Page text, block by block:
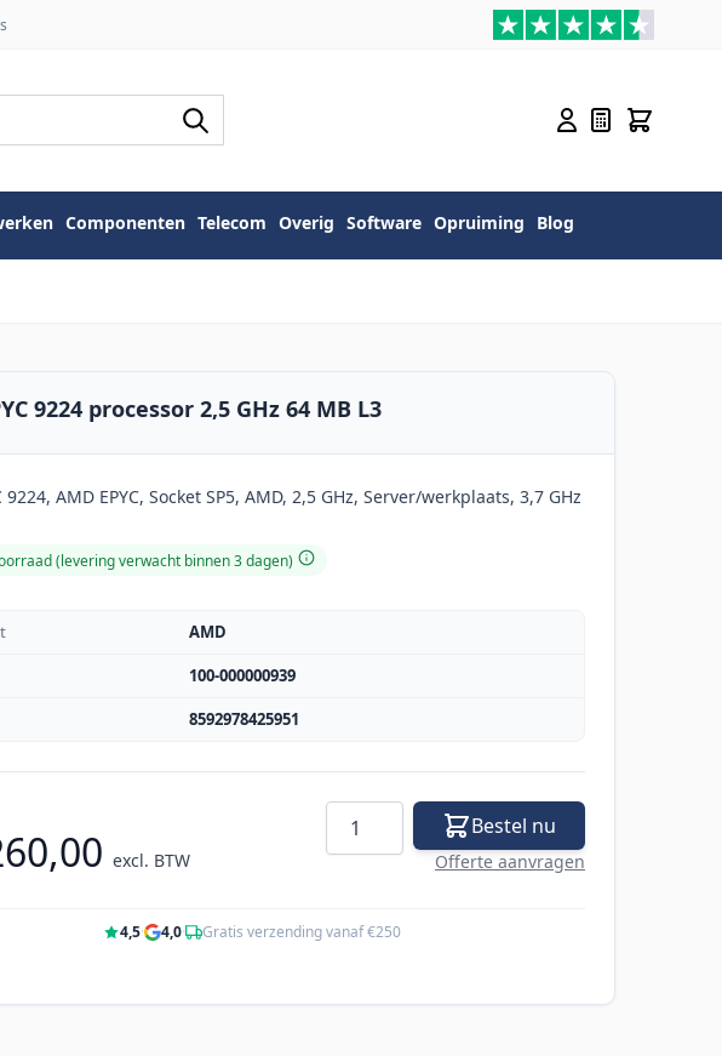
Componenten Telecom Overig Software Opruiming Blog
9224 processor 2,5 GHz 64 MB L3
9224, AMD EPYC, Socket SP5, AMD, 2,5 GHz, Server/werkplaats, 3,7 GHz
(levering verwacht binnen 3 dagen)
AMD
100-000000939
8592978425951
excl. BTW
Aantal Bestel nu
Offerte aanvragen
4,5· 4,0· Gratis verzending vanaf €250